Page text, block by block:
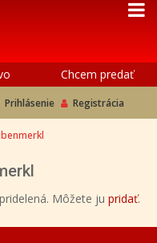
Chcem predať
Prihlásenie Registrácia
Môžete ju pridať.